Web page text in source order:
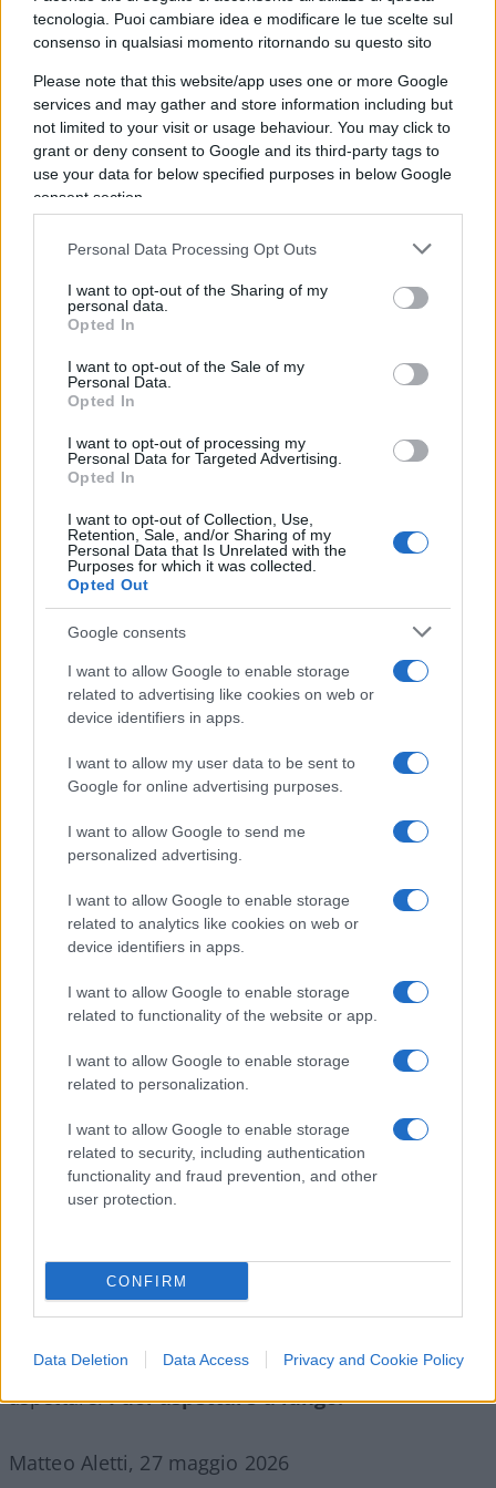
tecnologia. Puoi cambiare idea e modificare le tue scelte sul
consenso in qualsiasi momento ritornando su questo sito
Please note that this website/app uses one or more Google
services and may gather and store information including but
not limited to your visit or usage behaviour. You may click to
grant or deny consent to Google and its third-party tags to
use your data for below specified purposes in below Google
consent section.
Personal Data Processing Opt Outs
I want to opt-out of the Sharing of my
personal data.
Opted In
I want to opt-out of the Sale of my
Personal Data.
Opted In
I want to opt-out of processing my
Personal Data for Targeted Advertising.
Opted In
I want to opt-out of Collection, Use,
Retention, Sale, and/or Sharing of my
Personal Data that Is Unrelated with the
Purposes for which it was collected.
Opted Out
Google consents
I want to allow Google to enable storage
related to advertising like cookies on web or
device identifiers in apps.
I want to allow my user data to be sent to
Google for online advertising purposes.
I want to allow Google to send me
personalized advertising.
I want to allow Google to enable storage
related to analytics like cookies on web or
device identifiers in apps.
I want to allow Google to enable storage
related to functionality of the website or app.
I want to allow Google to enable storage
related to personalization.
I want to allow Google to enable storage
related to security, including authentication
functionality and fraud prevention, and other
user protection.
CONFIRM
Data Deletion Data Access Privacy and Cookie Policy
di Milano conosce bene. Segnalazioni,
documentazione fotografica, perizie,
raccomandate, intervento di un avvocato. Anni di
attesa. E ad oggi, nessun rimborso. Il Comune che
in 60 giorni ti manda tre solleciti per una multa
non pagata, non riesce a liquidare in quasi due
anni un danno causato dalla propria incuria.
Seconda storia, più piccola nei numeri, identica
nella sostanza. Ho acquistato un’auto elettrica —
non per ideologia ambientalista, sia chiaro, ma
per scelta personale. Come noto, i veicoli elettrici
a Milano hanno accesso libero all’Area C. O
almeno, dovrebbero. Inveceil Comune addebita
sul Telepass 7,50 euro per un accesso.
Segue la trafila: segnalazione via mail ad ATM, al
Comune, compilazione del modulo previsto,
attesa della risposta. Dopo oltre due mesi, nulla.
Sette euro e cinquanta che il Comune non
restituisce, non perché la richiesta sia infondata
— è documentata, corretta, legittima — ma
semplicemente perché non c’è fretta.
Non c’è un
sistema di riscossione del rimborso efficiente
come quello delle multe. Non c’è una cartella per i
debiti del Comune verso i cittadini.
Il Comune di Milano è straordinariamente bravo a
prendere. È strutturalmente incapace di dare.
implacabile,automatico, progressivo. Quando è
il Comune a dover pagare, ti perdi nei meandri
degli uffici, nelle mail senza risposta, nelle
procedure che si trascinano senza esito.
Sala ha costruito un’amministrazione che sa
funziona come un debitore cronico:
tergiversa, ignora.Nella Milano di Sala, la città ti
se una sua strada distrugge la tua macchina, puoi
aspettare.Puoi aspettare a lungo.
Matteo Aletti, 27 maggio 2026